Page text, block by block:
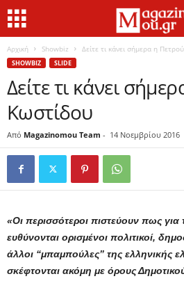
Αρχική Showbiz Δείτε τι κάνει σήμερα η
SHOWBIZ SLIDE
Δείτε τι κάνει
Κωστίδου
Από Magazinomou Team - 14 Νοεμβρίου 2016
«Οι περισσότεροι πιστεύουν πως
ευθύνονται ορισμένοι πολιτικοί,
άλλοι “μπαμπούλες” της ελληνικής
σκέφτονται ακόμη με όρους